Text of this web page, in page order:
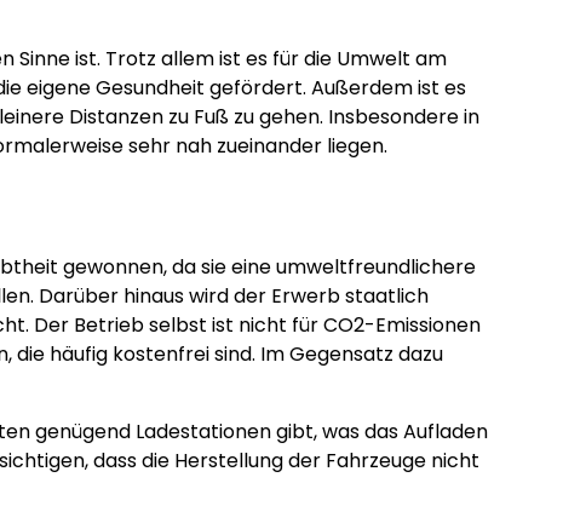
Sinne ist. Trotz allem ist es für die Umwelt am
eigene Gesundheit gefördert. Außerdem ist es
Distanzen zu Fuß zu gehen. Insbesondere in
sehr nah zueinander liegen.
gewonnen, da sie eine umweltfreundlichere
Darüber hinaus wird der Erwerb staatlich
Der Betrieb selbst ist nicht für CO2-Emissionen
häufig kostenfrei sind. Im Gegensatz dazu
genügend Ladestationen gibt, was das Aufladen
dass die Herstellung der Fahrzeuge nicht